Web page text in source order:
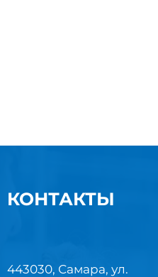
КОНТАКТЫ
443030, Самара, ул.